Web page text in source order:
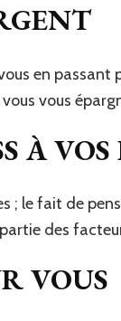
en passant
vous
À
; le fait de
des
VOUS